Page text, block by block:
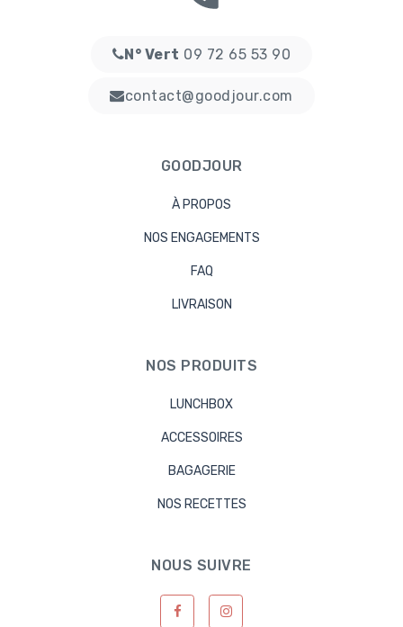
N° Vert 09 72 65 53 90
contact@goodjour.com
GOODJOUR
À PROPOS
NOS ENGAGEMENTS
FAQ
LIVRAISON
NOS PRODUITS
LUNCHBOX
ACCESSOIRES
BAGAGERIE
NOS RECETTES
NOUS SUIVRE